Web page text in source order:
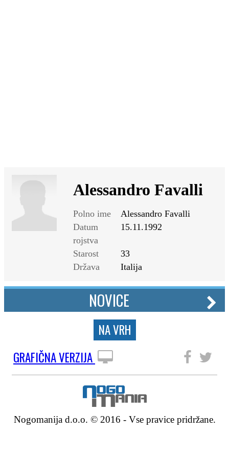
Alessandro Favalli
Polno ime
Alessandro Favalli
Datum
rojstva
15.11.1992
Starost
33
Država
Italija
NOVICE
NA VRH
GRAFIČNA VERZIJA
Nogomanija d.o.o. © 2016 - Vse pravice pridržane.